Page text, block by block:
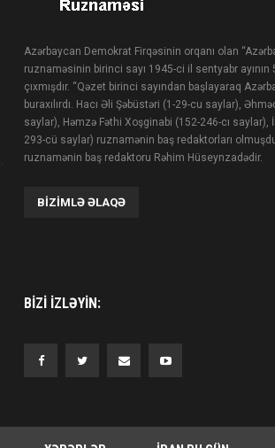
Azərbaycan Demokrat Firqəsinin orqanı olan
ruznaməsinin birinci sayı 1945-ci il sentyabr ayının
çıxmışdır. “Qəzet birinci sayından başlayaraq
buraxılırdı. Hacı Əli Şəbüstəri (1-29-cu saylar),
saylar), Həmzə Fəthi Xoşginabi (152-246-cı saylar),
293-cü saylar) ruznamənin baş redaktorları
ruznamənin baş redaktoru Rəhim Hüseynzadədir.
BIZIMLƏ ƏLAQƏ
BIZI IZLƏYIN: